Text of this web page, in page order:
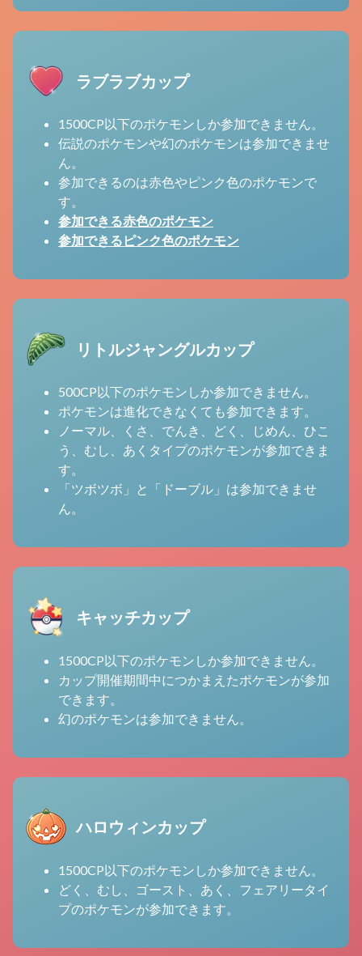
ラブラブカップ
1500CP以下のポケモンしか参加できません。
伝説のポケモンや幻のポケモンは参加できませ
ん。
参加できるのは赤色やピンク色のポケモンで
す。
参加できる赤色のポケモン
参加できるピンク色のポケモン
リトルジャングルカップ
500CP以下のポケモンしか参加できません。
ポケモンは進化できなくても参加できます。
ノーマル、くさ、でんき、どく、じめん、ひこ
う、むし、あくタイプのポケモンが参加できま
す。
「ツボツボ」と「ドーブル」は参加できませ
ん。
キャッチカップ
1500CP以下のポケモンしか参加できません。
カップ開催期間中につかまえたポケモンが参加
できます。
幻のポケモンは参加できません。
ハロウィンカップ
1500CP以下のポケモンしか参加できません。
どく、むし、ゴースト、あく、フェアリータイ
プのポケモンが参加できます。